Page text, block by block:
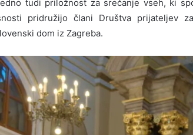
tudi priložnost za srečanje vseh, ki
pridružijo člani Društva prijateljev
dom iz Zagreba.